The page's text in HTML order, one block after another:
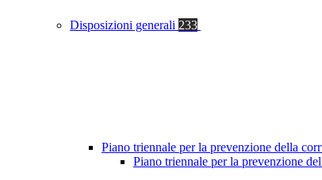
Disposizioni generali 233
Piano triennale per la prevenzione della
Piano triennale per la prevenzione